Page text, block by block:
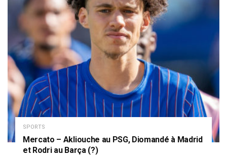
SPORTS
Mercato – Akliouche au PSG, Diomandé à Madrid
et Rodri au Barça (?)